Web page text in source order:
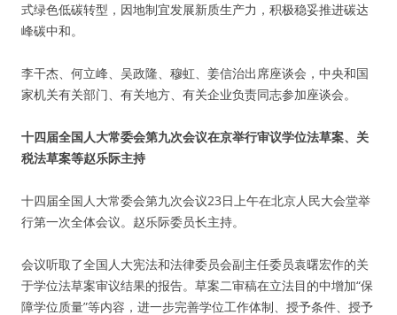
式绿色低碳转型，因地制宜发展新质生产力，积极稳妥推进碳达
峰碳中和。
李干杰、何立峰、吴政隆、穆虹、姜信治出席座谈会，中央和国
家机关有关部门、有关地方、有关企业负责同志参加座谈会。
十四届全国人大常委会第九次会议在京举行审议学位法草案、关
税法草案等赵乐际主持
十四届全国人大常委会第九次会议23日上午在北京人民大会堂举
行第一次全体会议。赵乐际委员长主持。
会议听取了全国人大宪法和法律委员会副主任委员袁曙宏作的关
于学位法草案审议结果的报告。草案二审稿在立法目的中增加“保
障学位质量”等内容，进一步完善学位工作体制、授予条件、授予